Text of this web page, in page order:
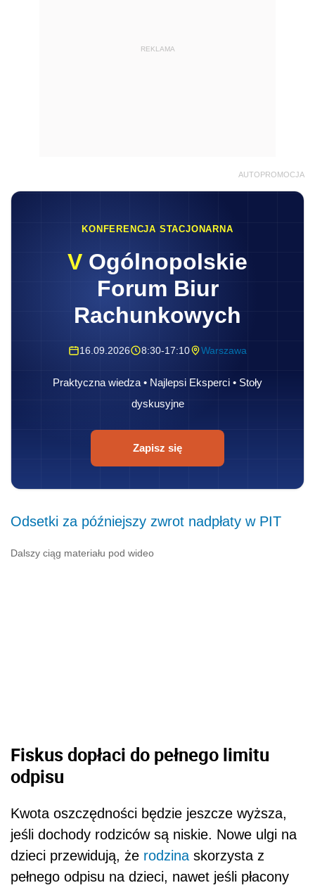
REKLAMA
AUTOPROMOCJA
KONFERENCJA STACJONARNA
V Ogólnopolskie
Forum Biur
Rachunkowych
16.09.2026 8:30-17:10 Warszawa
Praktyczna wiedza • Najlepsi Eksperci • Stoły
dyskusyjne
Zapisz się
Odsetki za późniejszy zwrot nadpłaty w PIT
Dalszy ciąg materiału pod wideo
Fiskus dopłaci do pełnego limitu
odpisu
Kwota oszczędności będzie jeszcze wyższa,
jeśli dochody rodziców są niskie. Nowe ulgi na
dzieci przewidują, że rodzina skorzysta z
pełnego odpisu na dzieci, nawet jeśli płacony